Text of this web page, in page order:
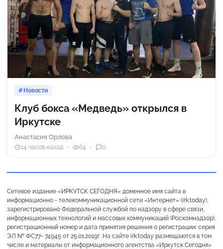
Новости
Клуб бокса «Медведь» открылся в
Иркутске
Анастасия Орлова
14 часов назад 64 0
Сетевое издание «ИРКУТСК СЕГОДНЯ» доменное имя сайта в
информационно - телекоммуникационной сети «Интернет» (irk.today),
зарегистрировано Федеральной службой по надзору в сфере связи,
информационных технологий и массовых коммуникаций (Роскомнадзор),
регистрационный номер и дата принятия решения о регистрации: серия
ЭЛ № ФС77- 74945 от 25.01.2019г. На сайте irk.today размещаются в том
числе и материалы от информационного агентства «Иркутск Сегодня»